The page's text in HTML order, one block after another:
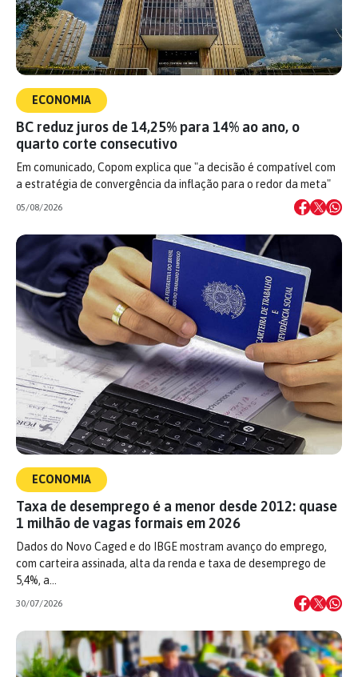
ECONOMIA
BC reduz juros de 14,25% para 14% ao ano, o
quarto corte consecutivo
Em comunicado, Copom explica que "a decisão é compatível com
a estratégia de convergência da inflação para o redor da meta"
05/08/2026
ECONOMIA
Taxa de desemprego é a menor desde 2012: quase
1 milhão de vagas formais em 2026
Dados do Novo Caged e do IBGE mostram avanço do emprego,
com carteira assinada, alta da renda e taxa de desemprego de
5,4%, a…
30/07/2026